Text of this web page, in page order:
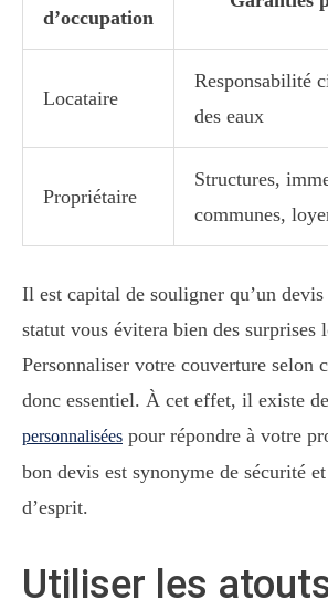
d’occupation
Locataire
Responsabilité
des eaux
Propriétaire
Structures,
communes,
Il est capital de souligner qu’un
statut vous évitera bien des surprises
Personnaliser votre couverture selon
donc essentiel. À cet effet, il existe
personnalisées pour répondre à votre
bon devis est synonyme de sécurité
d’esprit.
Utiliser les